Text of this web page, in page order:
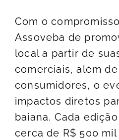
Com o
Assoveba de
local a partir de
comerciais, além
consumidores, o
impactos diretos
baiana. Cada
cerca de R$ 500 mil